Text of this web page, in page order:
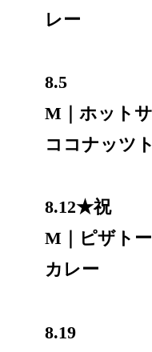
レー
8.5
M｜ホット
ココナッツ
8.12★祝
M｜ピザト
カレー
8.19